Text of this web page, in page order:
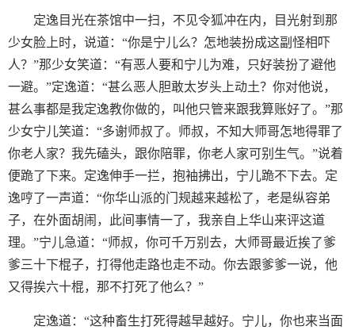
定逸目光在茶馆中一扫，不见令狐冲在内，目光射到那
少女脸上时，说道：“你是宁儿么？怎地装扮成这副怪相吓
人？”那少女笑道：“有恶人要和宁儿为难，只好装扮了避他
一避。”定逸道：“甚么恶人胆敢太岁头上动土？你对他说，
甚么事都是我定逸教你做的，叫他只管来跟我算账好了。”那
少女宁儿笑道：“多谢师叔了。师叔，不知大师哥怎地得罪了
你老人家？我先磕头，跟你陪罪，你老人家可别生气。”说着
便跪了下来。定逸伸手一拦，抱袖拂出，宁儿跪不下去。定
逸哼了一声道：“你华山派的门规越来越松了，老是纵容弟
子，在外面胡闹，此间事情一了，我亲自上华山来评这道
理。”宁儿急道：“师叔，你可千万别去，大师哥最近挨了爹
爹三十下棍子，打得他走路也走不动。你去跟爹爹一说，他
又得挨六十棍，那不打死了他么？”
定逸道：“这种畜生打死得越早越好。宁儿，你也来当面